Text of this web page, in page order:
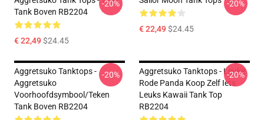
Tank Boven RB2204
€ 22,49$24.45
-20%
€ 22,49$24.45
-20%
Aggretsuko Tanktops -
Aggretsuko
Voorhoofdsymbool/teken
Tank Boven RB2204
-20%
Aggretsuko Tanktops - Leuke
Rode Panda Koop Zelf Iets
Leuks Kawaii Tank Top
RB2204
-20%